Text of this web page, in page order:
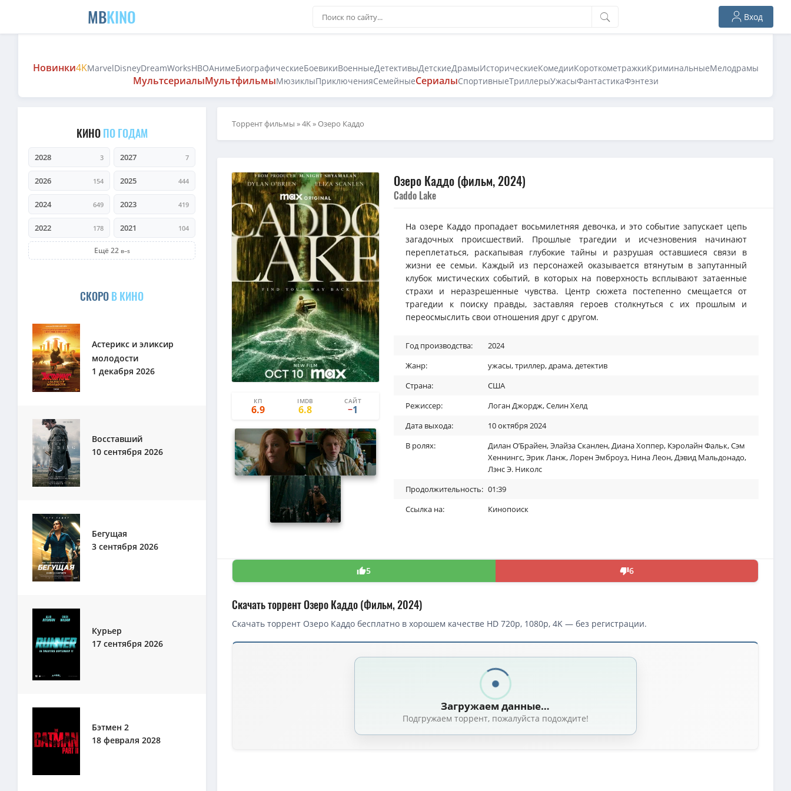
MBKINO Вход
Новинки4KMarvelDisneyDreamWorksHBOАнимеБиографическиеБоевикиВоенныеДетективыДетскиеДрамыИсторическиеКомедииКороткометражкиКриминальныеМелодрамы
МультсериалыМультфильмыМюзиклыПриключенияСемейныеСериалыСпортивныеТриллерыУжасыФантастикаФэнтези
КИНОПО ГОДАМ
2028 3 2027 7
2026 154 2025 444
2024 649 2023 419
2022 178 2021 104
Ещё 22
СКОРОВ КИНО
Астерикс и эликсир
молодости
1 декабря 2026
Восставший
10 сентября 2026
Бегущая
3 сентября 2026
Курьер
17 сентября 2026
Бэтмен 2
18 февраля 2028
Торрент фильмы »4K» Озеро Каддо
КП
6.9
IMDB
6.8
САЙТ
56
−1
Озеро Каддо (фильм, 2024)
Caddo Lake
На озере Каддо пропадает восьмилетняя девочка, и это событие запускает цепь
загадочных происшествий. Прошлые трагедии и исчезновения начинают
переплетаться, раскапывая глубокие тайны и разрушая оставшиеся связи в
жизни ее семьи. Каждый из персонажей оказывается втянутым в запутанный
клубок мистических событий, в которых на поверхность всплывают затаенные
страхи и неразрешенные чувства. Центр сюжета постепенно смещается от
трагедии к поиску правды, заставляя героев столкнуться с их прошлым и
переосмыслить свои отношения друг с другом.
Год производства:
2024
Жанр:
ужасы,триллер,драма,детектив
Страна:
США
Режиссер:
Логан Джордж,Селин Хелд
Дата выхода:
10 октября 2024
В ролях:
Дилан О’Брайен,Элайза Сканлен,Диана Хоппер, Кэролайн Фальк,Сэм
Хеннингс,Эрик Ланж,Лорен Эмброуз, Нина Леон,Дэвид Мальдонадо,
Лэнс Э. Николс
Продолжительность: 01:39
Ссылка на:
Кинопоиск
5 6
Скачать торрент Озеро Каддо (Фильм, 2024)
Скачать торрент Озеро Каддо бесплатно в хорошем качестве HD 720p, 1080p, 4K — без регистрации.
Скачать торрент — Озеро Каддо / Caddo Lake (2024)
Озеро Каддо / Caddo Lake (Логан Джордж / Logan George, Селин Хелд / Celine Held) [2024, США, Триллер, драма, детектив, WEB-DLRip] MVO (HDRezka
1080p — Озеро Каддо / Caddo Lake (Логан Джордж / Logan George, Селин Хелд / Celine Held) [2024, США, триллер, драма, детектив, WEB-DL 1080p] MVO
1080p — Озеро Каддо / Caddo Lake (2024) WEB-DL 1080p от New-Team | P | HDRezka Studio
1080p — Озеро Каддо / Caddo Lake (2024) WEB-DL [H.264/1080p] [MVO] (6.98 GB, сидов: 20)
Загружаем данные…
Подгружаем торрент, пожалуйста подождите!